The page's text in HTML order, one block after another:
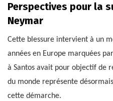
Perspectives pour la
Neymar
Cette blessure intervient à un
années en Europe marquées
à Santos avait pour objectif de
du monde représente
cette démarche.